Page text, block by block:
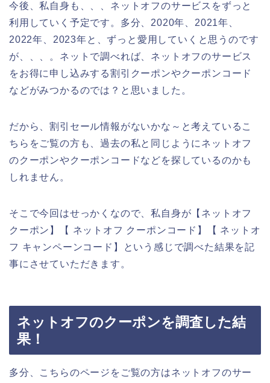
今後、私自身も、、、ネットオフのサービスをずっと
利用していく予定です。多分、2020年、2021年、
2022年、2023年と、ずっと愛用していくと思うのです
が、、、。ネットで調べれば、ネットオフのサービス
をお得に申し込みする割引クーポンやクーポンコード
などがみつかるのでは？と思いました。
だから、割引セール情報がないかな～と考えているこ
ちらをご覧の方も、過去の私と同じようにネットオフ
のクーポンやクーポンコードなどを探しているのかも
しれません。
そこで今回はせっかくなので、私自身が【ネットオフ
クーポン】【 ネットオフ クーポンコード】【 ネットオ
フ キャンペーンコード】という感じで調べた結果を記
事にさせていただきます。
ネットオフのクーポンを調査した結
果！
多分、こちらのページをご覧の方はネットオフのサー